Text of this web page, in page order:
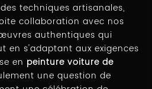
techniques artisanales,
collaboration avec nos
authentiques qui
en s'adaptant aux exigences
en peinture voiture de
une question de